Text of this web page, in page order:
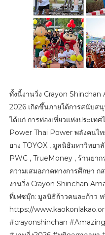
ทั้งนี้งานวิ่ง Crayon
2026 เกิดขึ้นภายใต้การสนับส
ได้แก่ การท่องเที่ยวแห่งประเท
Power Thai Power พลังคนไ
ยาง TOYOX , มูลนิธิมหาวิทย
PWC , TrueMoney , ร้านยาก
ความเสมอภาคทางการศึกษา ก
งานวิ่ง Crayon Shinchan
ที่เฟซบุ๊ก: มูลนิธิก้าวคนละก้าว ห
https://
#crayonshinchan